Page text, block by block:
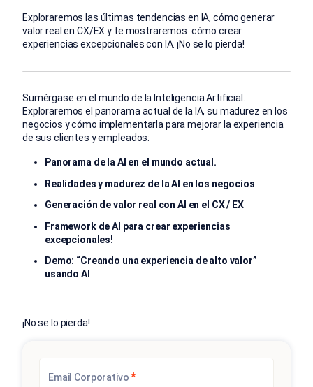
Exploraremos las últimas tendencias en IA, cómo generar
valor real en CX/EX y te mostraremos cómo crear
experiencias excepcionales con IA. ¡No se lo pierda!
Sumérgase en el mundo de la Inteligencia Artificial.
Exploraremos el panorama actual de la IA, su madurez en los
negocios y cómo implementarla para mejorar la experiencia
de sus clientes y empleados:
Panorama de la AI en el mundo actual.
Realidades y madurez de la AI en los negocios
Generación de valor real con AI en el CX / EX
Framework de AI para crear experiencias
excepcionales!
Demo: “Creando una experiencia de alto valor”
usando AI
¡No se lo pierda!
Email Corporativo*